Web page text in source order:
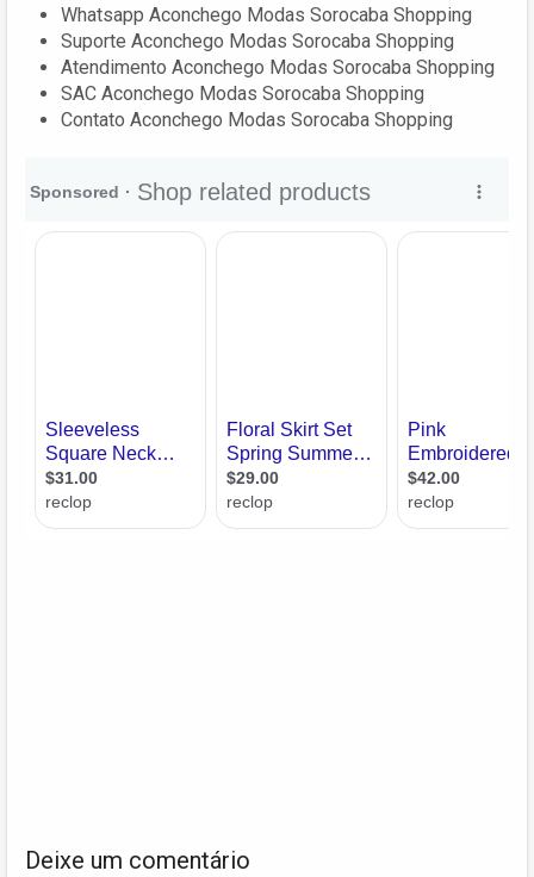
Whatsapp Aconchego Modas Sorocaba Shopping
Suporte Aconchego Modas Sorocaba Shopping
Atendimento Aconchego Modas Sorocaba Shopping
SAC Aconchego Modas Sorocaba Shopping
Contato Aconchego Modas Sorocaba Shopping
Deixe um comentário